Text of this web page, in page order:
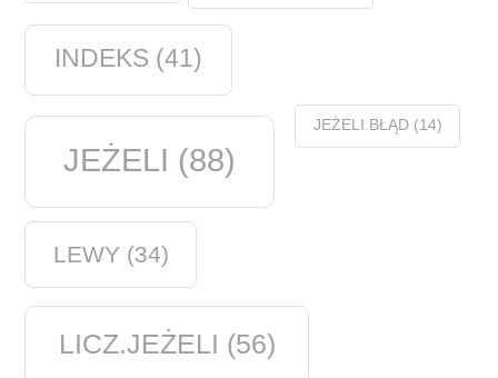
INDEKS (41)
JEŻELI (88)
JEŻELI.BŁĄD(14)
LEWY (34)
LICZ.JEŻELI (56)